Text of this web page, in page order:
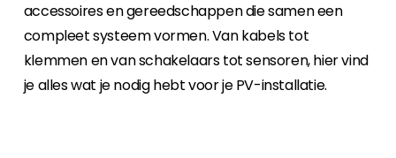
accessoires en gereedschappen die samen een
compleet systeem vormen. Van kabels tot
klemmen en van schakelaars tot sensoren, hier vind
je alles wat je nodig hebt voor je PV-installatie.